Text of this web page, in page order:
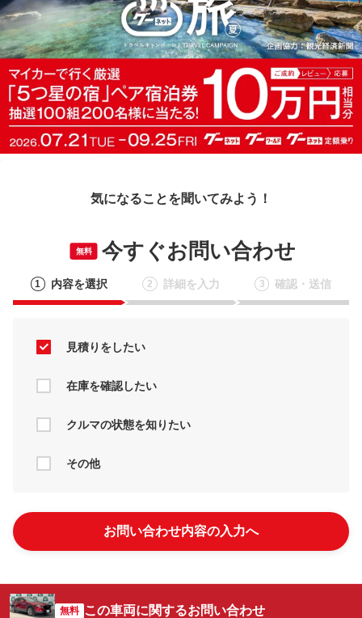
気になることを聞いてみよう！
無料 今すぐお問い合わせ
1 内容を選択 2 詳細を入力 3 確認・送信
見積りをしたい
在庫を確認したい
クルマの状態を知りたい
その他
お問い合わせ内容の入力へ
無料 この車両に関するお問い合わせ